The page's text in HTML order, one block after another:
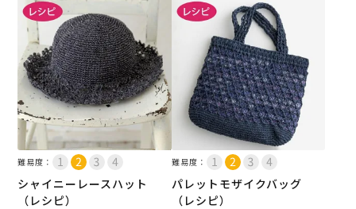
難易度：
シャイニーレースハット
（レシピ）
難易度：
パレットモザイクバッグ
（レシピ）